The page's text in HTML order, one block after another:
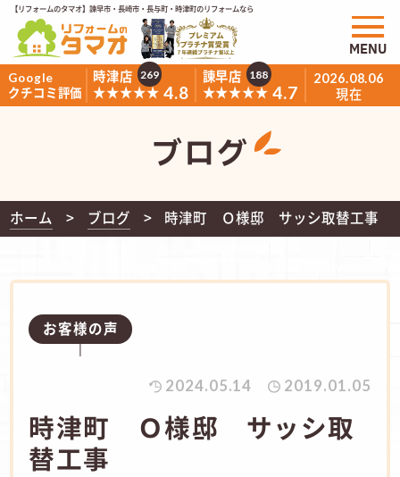
【リフォームのタマオ】諫早市・長崎市・長与町・時津町のリフォームなら
Google
クチコミ評価
時津店
★★★★★ 4.8
269
諫早店
★★★★★ 4.7
188 2026.08.06
現在
MENU
ブログ
ホーム ブログ 時津町 Ｏ様邸 サッシ取替工事
お客様の声
2024.05.14 2019.01.05
時津町 Ｏ様邸 サッシ取
替工事